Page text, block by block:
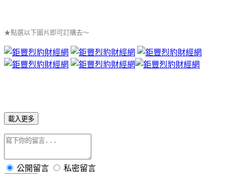
★點選以下圖片即可訂購去～
載入更多
公開留言 私密留言